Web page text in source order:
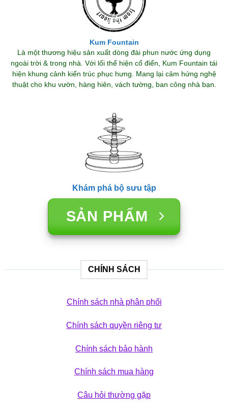
Kum Fountain
Là một thương hiệu sản xuất dòng đài phun nước ứng dụng
ngoài trời & trong nhà. Với lối thể hiện cổ điển, Kum Fountain tái
hiện khung cảnh kiến trúc phục hưng. Mang lại cảm hứng nghệ
thuật cho khu vườn, hàng hiên, vách tường, ban công nhà bạn.
Khám phá bộ sưu tập
SẢN PHẨM
CHÍNH SÁCH
Chính sách nhà phân phối
Chính sách quyền riêng tư
Chính sách bảo hành
Chính sách mua hàng
Câu hỏi thường gặp